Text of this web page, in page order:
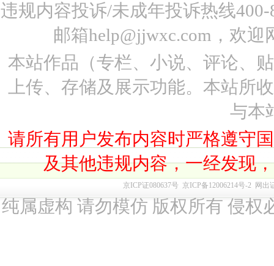
违规内容投诉/未成年投诉热线
邮箱help@jjwxc.com，欢
本站作品（专栏、小说、评论、
上传、存储及展示功能。本站所
与本
请所有用户发布内容时严格遵守
及其他违规内容，一经发现
京ICP证080637号 京ICP备12006214号-2 网出
纯属虚构 请勿模仿 版权所有 侵权